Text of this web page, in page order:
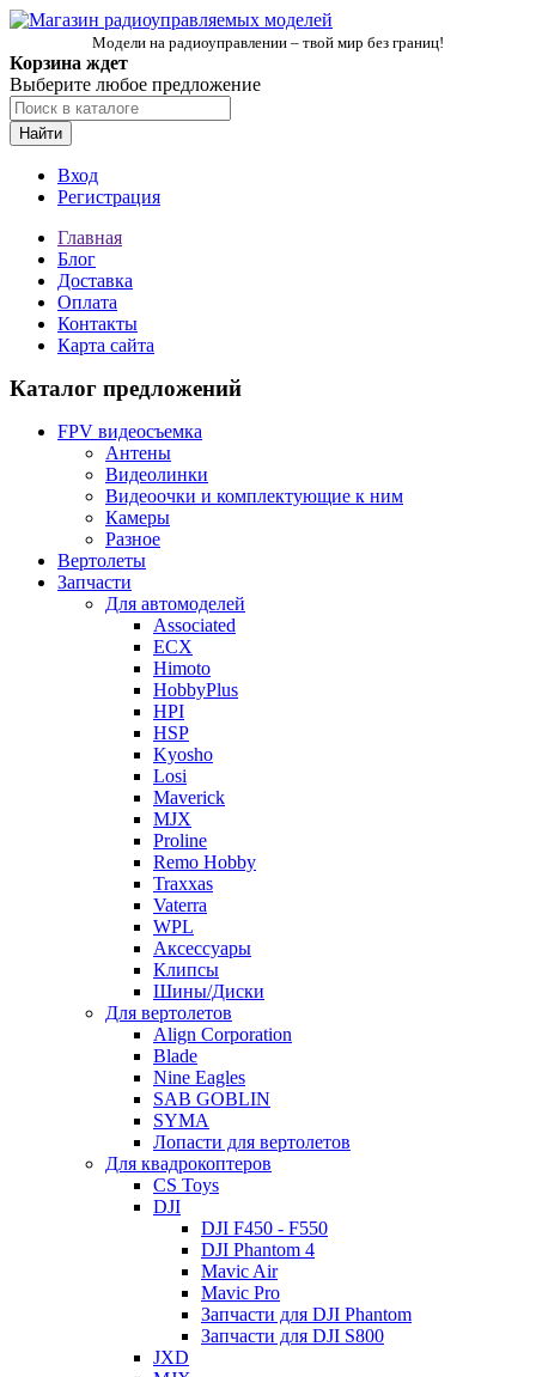
Модели на радиоуправлении – твой мир без границ!
Корзина ждет
Выберите любое предложение
Найти
Вход
Регистрация
Главная
Блог
Доставка
Оплата
Контакты
Карта сайта
Каталог предложений
FPV видеосъемка
Антены
Видеолинки
Видеоочки и комплектующие к ним
Камеры
Разное
Вертолеты
Запчасти
Для автомоделей
Associated
ECX
Himoto
HobbyPlus
HPI
HSP
Kyosho
Losi
Maverick
MJX
Proline
Remo Hobby
Traxxas
Vaterra
WPL
Аксессуары
Клипсы
Шины/Диски
Для вертолетов
Align Corporation
Blade
Nine Eagles
SAB GOBLIN
SYMA
Лопасти для вертолетов
Для квадрокоптеров
CS Toys
DJI
DJI F450 - F550
DJI Phantom 4
Mavic Air
Mavic Pro
Запчасти для DJI Phantom
Запчасти для DJI S800
JXD